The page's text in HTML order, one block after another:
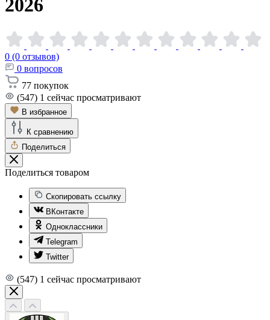
2026
0 (0 отзывов)
0 вопросов
77 покупок
(547) 1 сейчас просматривают
В избранное
К сравнению
Поделиться
Поделиться товаром
Скопировать ссылку
ВКонтакте
Одноклассники
Telegram
Twitter
(547) 1 сейчас просматривают